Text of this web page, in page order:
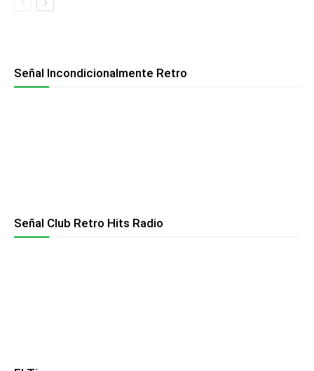
Señal Incondicionalmente Retro
Señal Club Retro Hits Radio